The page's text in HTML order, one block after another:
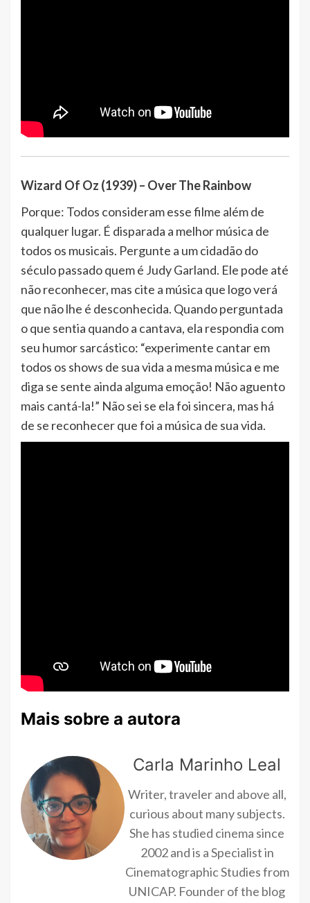
Wizard Of Oz (1939) – Over The Rainbow
Porque: Todos consideram esse filme além de
qualquer lugar. É disparada a melhor música de
todos os musicais. Pergunte a um cidadão do
século passado quem é Judy Garland. Ele pode até
não reconhecer, mas cite a música que logo verá
que não lhe é desconhecida. Quando perguntada
o que sentia quando a cantava, ela respondia com
seu humor sarcástico: “experimente cantar em
todos os shows de sua vida a mesma música e me
diga se sente ainda alguma emoção! Não aguento
mais cantá-la!” Não sei se ela foi sincera, mas há
de se reconhecer que foi a música de sua vida.
Mais sobre a autora
Carla Marinho Leal
Writer, traveler and above all,
curious about many subjects.
She has studied cinema since
2002 and is a Specialist in
Cinematographic Studies from
UNICAP. Founder of the blog